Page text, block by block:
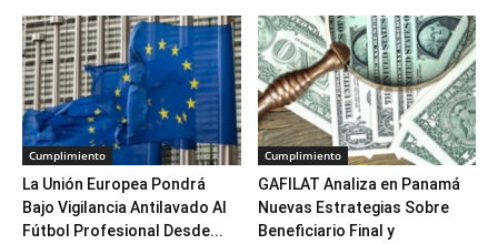
Cumplimiento
La Unión Europea Pondrá
Bajo Vigilancia Antilavado Al
Fútbol Profesional Desde...
Cumplimiento
GAFILAT Analiza en Panamá
Nuevas Estrategias Sobre
Beneficiario Final y